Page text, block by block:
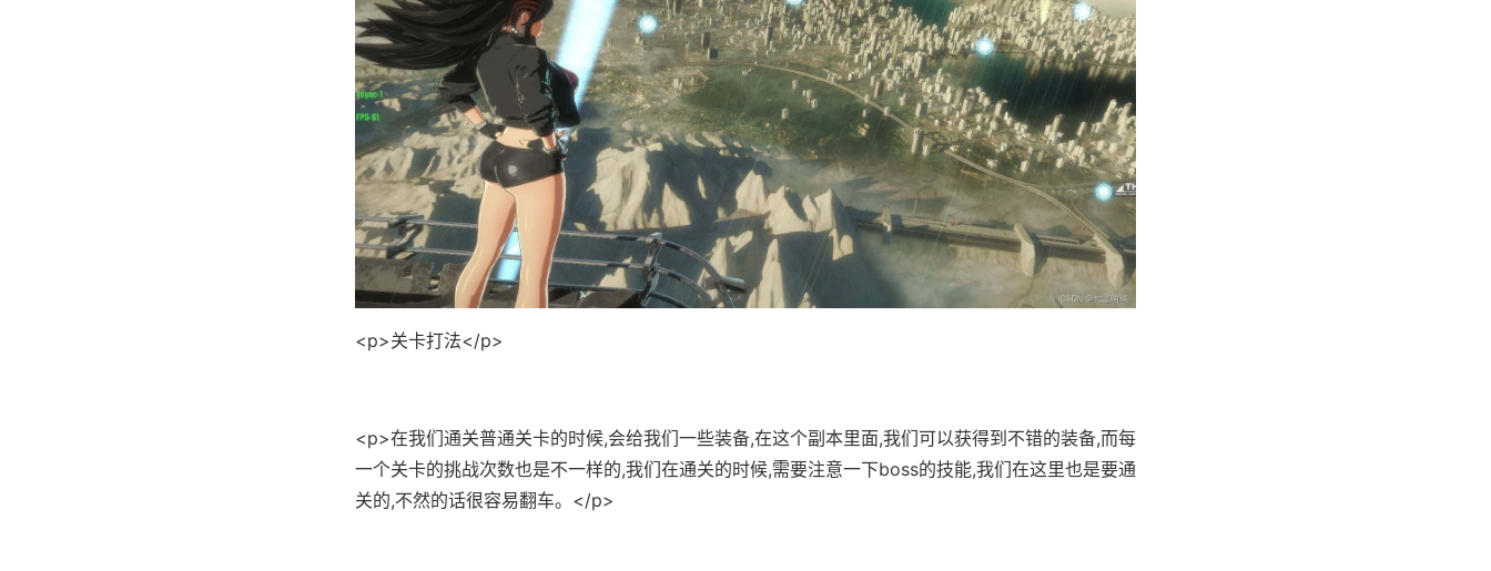
<p>关卡打法</p>
<p>在我们通关普通关卡的时候,会给我们一些装备,在这个副本里面,我们可以获得到不错的装备,而每
一个关卡的挑战次数也是不一样的,我们在通关的时候,需要注意一下boss的技能,我们在这里也是要通
关的,不然的话很容易翻车。</p>